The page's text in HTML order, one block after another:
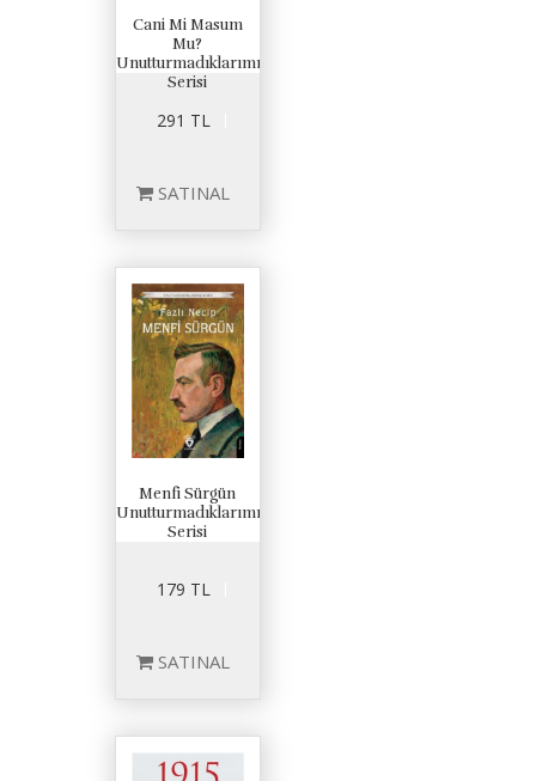
Cani Mi Masum
Mu?
Unutturmadıklarımız
Serisi
291 TL
SATINAL
Menfi Sürgün
Unutturmadıklarımız
Serisi
179 TL
SATINAL